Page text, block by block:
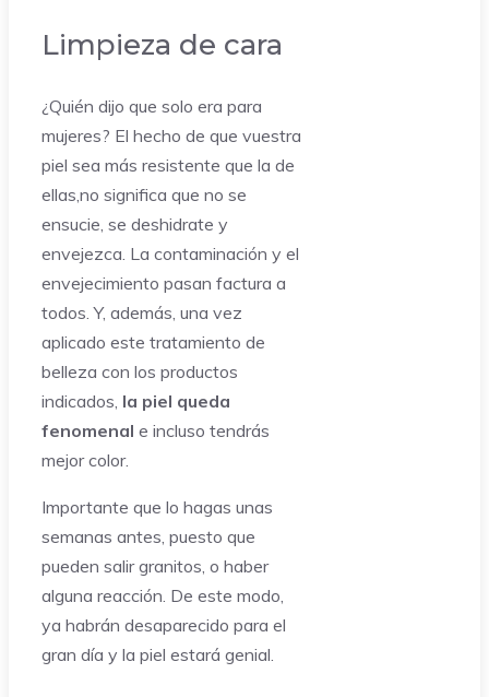
Limpieza de cara
¿Quién dijo que solo era para
mujeres? El hecho de que vuestra
piel sea más resistente que la de
ellas,no significa que no se
ensucie, se deshidrate y
envejezca. La contaminación y el
envejecimiento pasan factura a
todos. Y, además, una vez
aplicado este tratamiento de
belleza con los productos
indicados, la piel queda
fenomenal e incluso tendrás
mejor color.
Importante que lo hagas unas
semanas antes, puesto que
pueden salir granitos, o haber
alguna reacción. De este modo,
ya habrán desaparecido para el
gran día y la piel estará genial.